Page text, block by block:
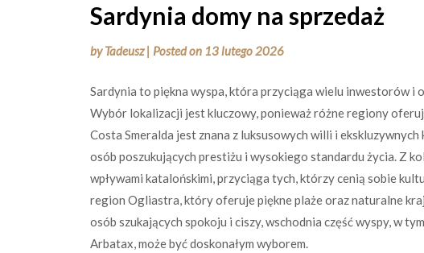
Sardynia domy na sprzedaż
byTadeusz | Posted on 13 lutego 2026
Sardynia to piękna wyspa, która przyciąga wielu inwestorów i
Wybór lokalizacji jest kluczowy, ponieważ różne regiony
Costa Smeralda jest znana z luksusowych willi i
osób poszukujących prestiżu i wysokiego standardu życia. Z
wpływami katalońskimi, przyciąga tych, którzy cenią sobie
region Ogliastra, który oferuje piękne plaże oraz naturalne
osób szukających spokoju i ciszy, wschodnia część wyspy, w
Arbatax, może być doskonałym wyborem.